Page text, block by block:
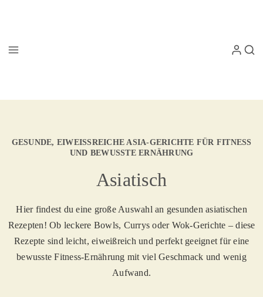
GESUNDE, EIWEISSREICHE ASIA-GERICHTE FÜR FITNESS U
ND BEWUSSTE ERNÄHRUNG
Asiatisch
Hier findest du eine große Auswahl an gesunden asiatischen
Rezepten! Ob leckere Bowls, Currys oder Wok-Gerichte – diese
Rezepte sind leicht, eiweißreich und perfekt geeignet für eine
bewusste Fitness-Ernährung mit viel Geschmack und wenig
Aufwand.